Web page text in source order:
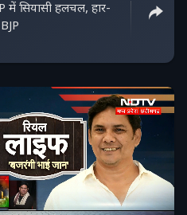
सियासी हलचल, हार-